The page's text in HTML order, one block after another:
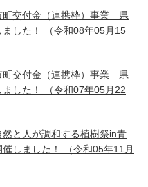
町交付金（連携枠）事業 県
した！
（令和08年05月15
町交付金（連携枠）事業 県
した！
（令和07年05月22
と人が調和する植樹祭in青
しました！
（令和05年11月